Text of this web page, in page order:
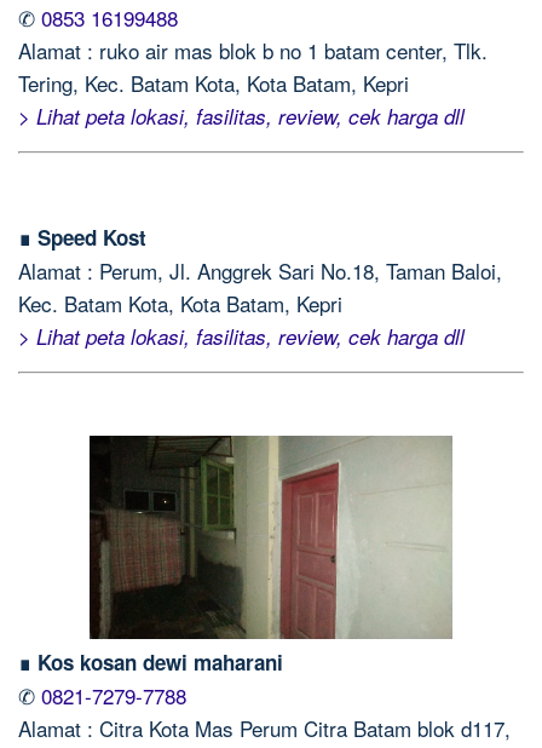
✆ 0853 16199488
Alamat : ruko air mas blok b no 1 batam center, Tlk.
Tering, Kec. Batam Kota, Kota Batam, Kepri
> Lihat peta lokasi, fasilitas, review, cek harga dll
∎ Speed Kost
Alamat : Perum, Jl. Anggrek Sari No.18, Taman Baloi,
Kec. Batam Kota, Kota Batam, Kepri
> Lihat peta lokasi, fasilitas, review, cek harga dll
∎ Kos kosan dewi maharani
✆ 0821-7279-7788
Alamat : Citra Kota Mas Perum Citra Batam blok d117,